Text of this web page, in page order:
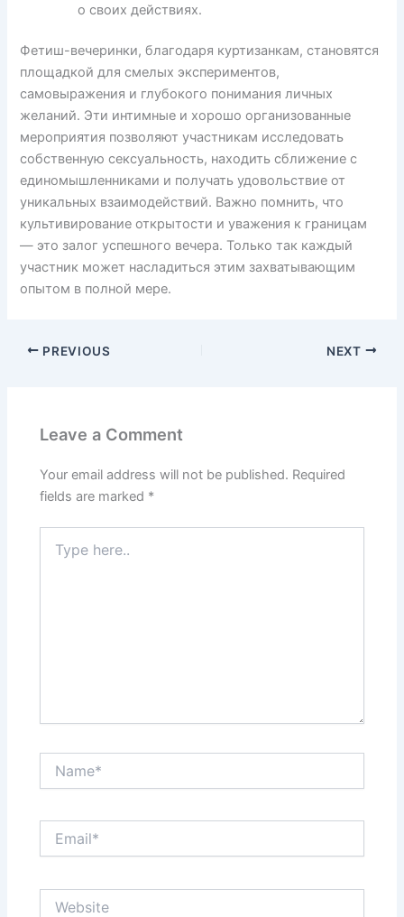
о своих действиях.
Фетиш-вечеринки, благодаря куртизанкам, становятся
площадкой для смелых экспериментов,
самовыражения и глубокого понимания личных
желаний. Эти интимные и хорошо организованные
мероприятия позволяют участникам исследовать
собственную сексуальность, находить сближение с
единомышленниками и получать удовольствие от
уникальных взаимодействий. Важно помнить, что
культивирование открытости и уважения к границам
— это залог успешного вечера. Только так каждый
участник может насладиться этим захватывающим
опытом в полной мере.
PREVIOUS NEXT
Leave a Comment
Your email address will not be published. Required
fields are marked *
here..